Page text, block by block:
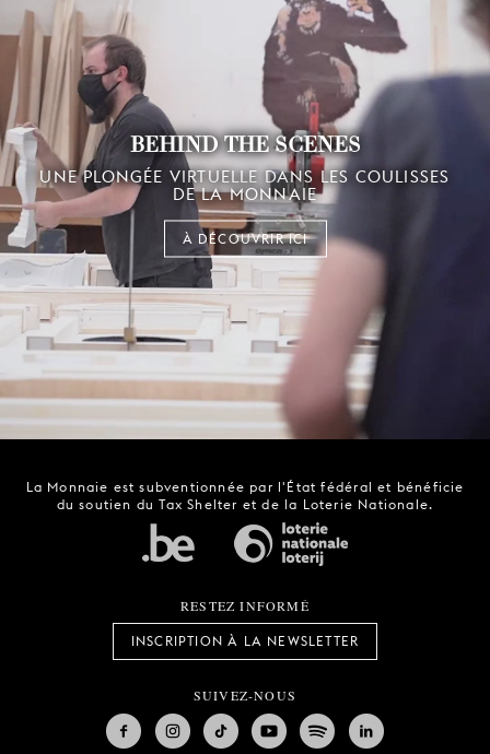
BEHIND THE SCENES
UNE PLONGÉE VIRTUELLE DANS LES COULISSES
DE LA MONNAIE
À DÉCOUVRIR ICI
La Monnaie est subventionnée par l'État fédéral et bénéficie
du soutien du Tax Shelter et de la Loterie Nationale.
RESTEZ INFORMÉ
INSCRIPTION À LA NEWSLETTER
SUIVEZ-NOUS